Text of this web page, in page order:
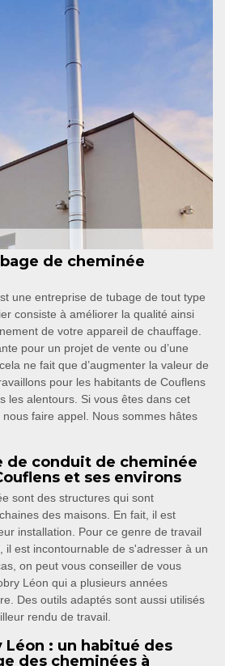
de cheminée
une entreprise de tubage de tout type
consiste à améliorer la qualité ainsi
de votre appareil de chauffage.
pour un projet de vente ou d’une
ne fait que d’augmenter la valeur de
pour les habitants de Couflens
les alentours. Si vous êtes dans cet
nous faire appel. Nous sommes hâtes
de conduit de cheminée
et ses environs
sont des structures qui sont
des maisons. En fait, il est
installation. Pour ce genre de travail
il est incontournable de s'adresser à un
on peut vous conseiller de vous
Léon qui a plusieurs années
Des outils adaptés sont aussi utilisés
rendu de travail.
Léon : un habitué des
des cheminées à